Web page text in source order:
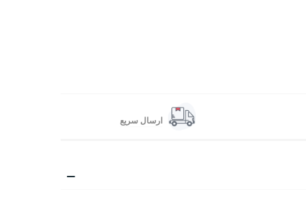
ارسال سریع